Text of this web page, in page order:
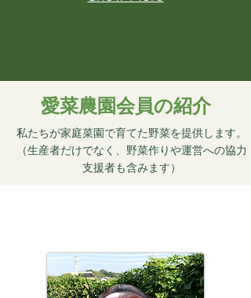
愛菜農園会員の紹介
私たちが家庭菜園で育てた野菜を提供します。
（生産者だけでなく、野菜作りや運営への協力
支援者も含みます）